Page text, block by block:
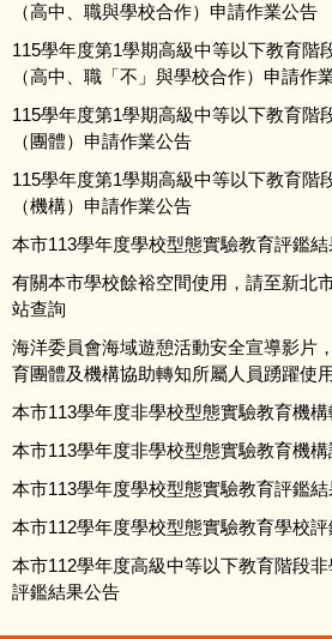
教育新趨勢
新北亮點
相關資源
法規及Q&A
（高中、職與學校合作）申請作業公告
115學年度第1學期高級中等以下教育階
（高中、職「不」與學校合作）申請作
115學年度第1學期高級中等以下教育階
（團體）申請作業公告
115學年度第1學期高級中等以下教育階
（機構）申請作業公告
本市113學年度學校型態實驗教育評鑑結
有關本市學校餘裕空間使用，請至新北
站查詢
海洋委員會海域遊憩活動安全宣導影片
育團體及機構協助轉知所屬人員踴躍使
本市113學年度非學校型態實驗教育機
本市113學年度非學校型態實驗教育機
本市113學年度學校型態實驗教育評鑑
本市112學年度學校型態實驗教育學校
本市112學年度高級中等以下教育階段
評鑑結果公告